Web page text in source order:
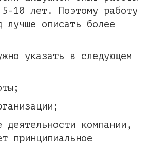
5-10 лет. Поэтому работу
лучше описать более
указать в следующем
деятельности компании,
принципиальное